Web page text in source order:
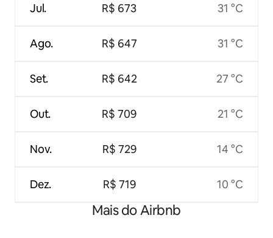
Jul.
Ago.
Set.
Out.
Nov.
Dez.
R$ 673
R$ 647
R$ 642
R$ 709
R$ 729
R$ 719
31 °C
31 °C
27 °C
21 °C
14 °C
10 °C
Mais do Airbnb